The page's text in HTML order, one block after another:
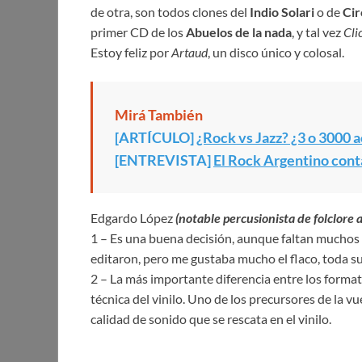
de otra, son todos clones del Indio Solario de
primer CD de losAbuelos de la nada, y tal vez
Estoy feliz porArtaud, un disco único y colosal.
Mirá También
[ARTÍCULO]¿Rock vs Jazz? ¿3 o 3000
[ENTREVISTA]El Rock Argentino
Edgardo López(notable percusionista de folclore
1 – Es una buena decisión, aunque faltan
editaron, pero me gustaba mucho el flaco,
2 – La más importante diferencia entre los
técnica del vinilo. Uno de los precursores de la
calidad de sonido que se rescata en el vinilo.